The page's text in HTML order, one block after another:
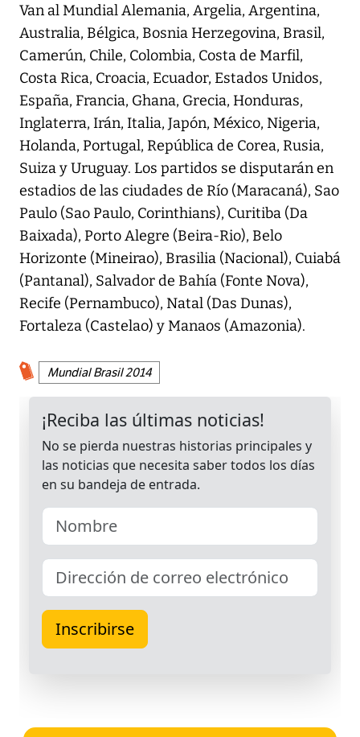
Van al Mundial Alemania, Argelia, Argentina,
Australia, Bélgica, Bosnia Herzegovina, Brasil,
Camerún, Chile, Colombia, Costa de Marfil,
Costa Rica, Croacia, Ecuador, Estados Unidos,
España, Francia, Ghana, Grecia, Honduras,
Inglaterra, Irán, Italia, Japón, México, Nigeria,
Holanda, Portugal, República de Corea, Rusia,
Suiza y Uruguay. Los partidos se disputarán en
estadios de las ciudades de Río (Maracaná), Sao
Paulo (Sao Paulo, Corinthians), Curitiba (Da
Baixada), Porto Alegre (Beira-Rio), Belo
Horizonte (Mineirao), Brasilia (Nacional), Cuiabá
(Pantanal), Salvador de Bahía (Fonte Nova),
Recife (Pernambuco), Natal (Das Dunas),
Fortaleza (Castelao) y Manaos (Amazonia).
Mundial Brasil 2014